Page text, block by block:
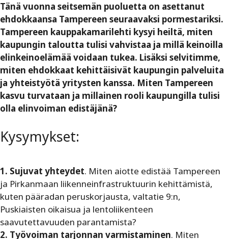
Tänä vuonna seitsemän puoluetta on asettanut
ehdokkaansa Tampereen seuraavaksi pormestariksi.
Tampereen kauppakamarilehti kysyi heiltä, miten
kaupungin taloutta tulisi vahvistaa ja millä keinoilla
elinkeinoelämää voidaan tukea. Lisäksi selvitimme,
miten ehdokkaat kehittäisivät kaupungin palveluita
ja yhteistyötä yritysten kanssa. Miten Tampereen
kasvu turvataan ja millainen rooli kaupungilla tulisi
olla elinvoiman edistäjänä?
Kysymykset:
1. Sujuvat yhteydet. Miten aiotte edistää Tampereen
ja Pirkanmaan liikenne­infrastruktuurin kehittämistä,
kuten pääradan peruskorjausta, valtatie 9:n,
Puskiaisten oikaisua ja lentoliikenteen
saavutettavuuden parantamista?
2. Työvoiman tarjonnan varmistaminen. Miten